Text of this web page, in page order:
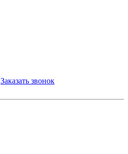
Заказать звонок